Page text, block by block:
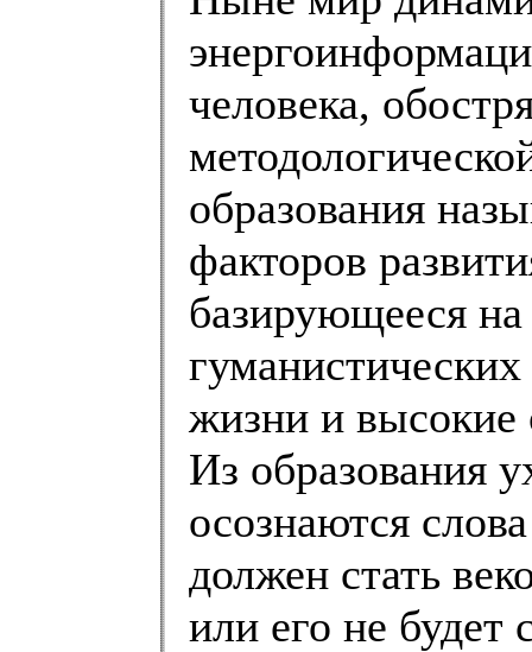
человека,
образования
факторов
базирующееся
жизни и высокие
Из образования
осознаются
должен стать
или его не будет